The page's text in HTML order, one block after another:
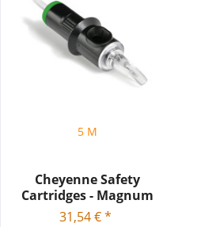
5 M
Cheyenne Safety
Cartridges - Magnum
Textured -...
31,54 € *